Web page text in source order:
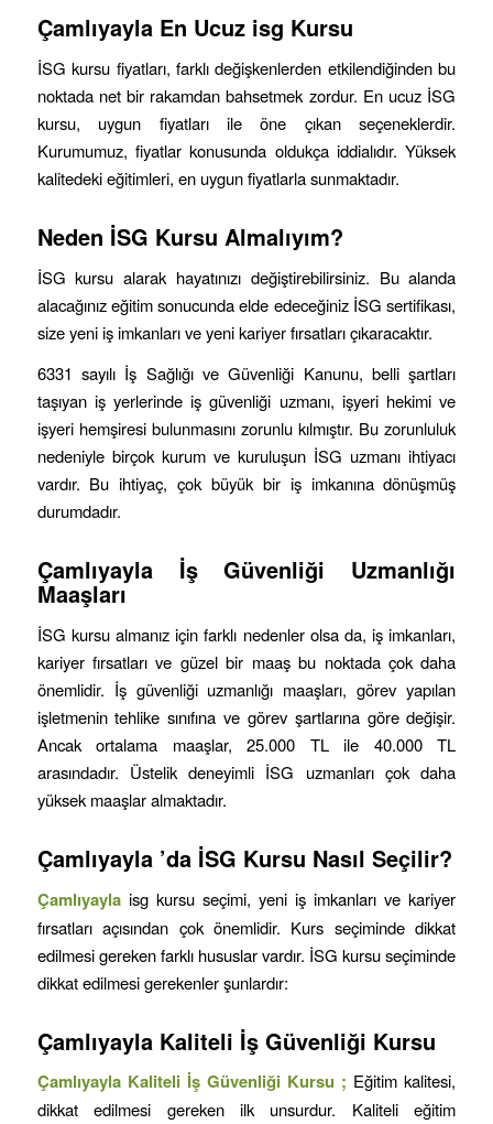
Çamlıyayla En Ucuz isg Kursu
İSG kursu fiyatları, farklı değişkenlerden etkilendiğinden bu
noktada net bir rakamdan bahsetmek zordur. En ucuz İSG
kursu, uygun fiyatları ile öne çıkan seçeneklerdir.
Kurumumuz, fiyatlar konusunda oldukça iddialıdır. Yüksek
kalitedeki eğitimleri, en uygun fiyatlarla sunmaktadır.
Neden İSG Kursu Almalıyım?
İSG kursu alarak hayatınızı değiştirebilirsiniz. Bu alanda
alacağınız eğitim sonucunda elde edeceğiniz İSG sertifikası,
size yeni iş imkanları ve yeni kariyer fırsatları çıkaracaktır.
6331 sayılı İş Sağlığı ve Güvenliği Kanunu, belli şartları
taşıyan iş yerlerinde iş güvenliği uzmanı, işyeri hekimi ve
işyeri hemşiresi bulunmasını zorunlu kılmıştır. Bu zorunluluk
nedeniyle birçok kurum ve kuruluşun İSG uzmanı ihtiyacı
vardır. Bu ihtiyaç, çok büyük bir iş imkanına dönüşmüş
durumdadır.
Çamlıyayla İş Güvenliği Uzmanlığı
Maaşları
İSG kursu almanız için farklı nedenler olsa da, iş imkanları,
kariyer fırsatları ve güzel bir maaş bu noktada çok daha
önemlidir. İş güvenliği uzmanlığı maaşları, görev yapılan
işletmenin tehlike sınıfına ve görev şartlarına göre değişir.
Ancak ortalama maaşlar, 25.000 TL ile 40.000 TL
arasındadır. Üstelik deneyimli İSG uzmanları çok daha
yüksek maaşlar almaktadır.
Çamlıyayla ’da İSG Kursu Nasıl Seçilir?
Çamlıyayla isg kursu seçimi, yeni iş imkanları ve kariyer
fırsatları açısından çok önemlidir. Kurs seçiminde dikkat
edilmesi gereken farklı hususlar vardır. İSG kursu seçiminde
dikkat edilmesi gerekenler şunlardır:
Çamlıyayla Kaliteli İş Güvenliği Kursu
Çamlıyayla Kaliteli İş Güvenliği Kursu ; Eğitim kalitesi,
dikkat edilmesi gereken ilk unsurdur. Kaliteli eğitim